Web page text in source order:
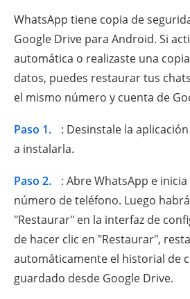
WhatsApp tiene copia de
Google Drive para Android. Si
automática o realizaste una
datos, puedes restaurar tus
el mismo número y cuenta de
Paso 1.
: Desinstale la
a instalarla.
Paso 2.
: Abre WhatsApp e
número de teléfono. Luego
"Restaurar" en la interfaz de
de hacer clic en "Restaurar",
automáticamente el historial de
guardado desde Google Drive.